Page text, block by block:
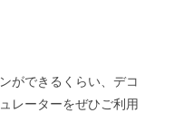
ができるくらい、デコ
レーターをぜひご利用